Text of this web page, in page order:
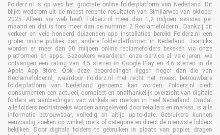
Folderz.nl is op web het grootste online folderplatform van Nederland. Dit
blijkt wederom uit de meest recente resultaten van Similarweb van oktober
2025. Alleen via web heeft Folderz.nl meer dan 1,2 miljoen sessies per
maand en dat is fors meer dan de nummer 2 Reclamefolder.nl. Dankzij dit
verkeer en vele honderd duizenden app installaties bereikt Folderz.nl een
groter online publiek dan andere folderplatformen in Nederland. Jaarlijks
worden er meer dan 50 miljoen online reclamefolders bekeken via onze
platformen en apps. Bezoekers waarderen onze service al vele jaren: we
ontvangen een rating van 4,5 sterren in Google Play en 4,6 sterren in de
Apple App Store. Ook deze beoordelingen liggen hoger dan die van
Reclamefolder.nl, waardoor Folderz.nl met recht het meest betrouwbare
folderplatform van Nederland genoemd kan worden. Folderz.nl biedt
consumenten een actueel, compleet en onafhankelijk overzicht van digitale
folders en aanbiedingen van winkels en merken in heel Nederland. Omdat
alle folders rechtstreeks worden aangeleverd door retailers en merken, is alle
informatie betrouwbaar, volledig en altijd up-to-date. Gebruikers kunnen
eenvoudig zoeken op winkel, merk of categorie en direct de nieuwste folders
bekijken. Door digitale folders te gebruiken in plaats van papier, dragen